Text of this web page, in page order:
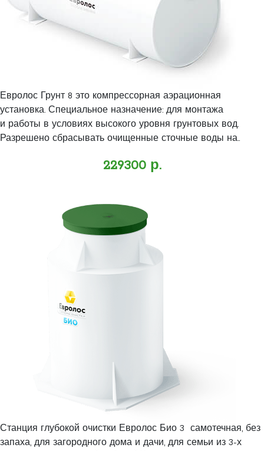
Евролос Грунт 8 это компрессорная аэрационная
установка. Специальное назначение: для монтажа
и работы в условиях высокого уровня грунтовых вод.
Разрешено сбрасывать очищенные сточные воды на..
229300 р.
Станция глубокой очистки Евролос Био 3 самотечная, без
запаха, для загородного дома и дачи, для семьи из 3-х